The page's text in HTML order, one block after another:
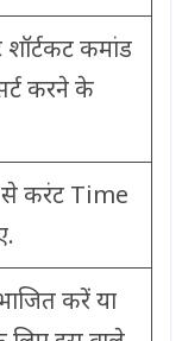
शॉर्टकट कमांड
करने के
से करंट Time
करें या